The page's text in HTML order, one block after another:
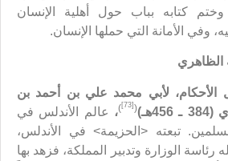
وختم كتابه بباب حول أهلية الإنسان
وفي الأمانة التي حملها الإنسان.
الظاهري
الأحكام، لأبي محمد علي بن أحمد بن
(
[73]
)، عالم الأندلس في
تبعته <الحزيمة> في الأندلس،
رئاسة الوزارة وتدبير المملكة، فزهد بها